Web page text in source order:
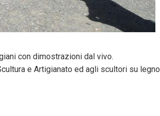
con dimostrazioni dal vivo.
e Artigianato ed agli scultori su legno